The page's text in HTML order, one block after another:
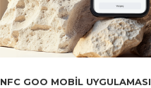
NFC GOO MOBIL UYGULAMASI